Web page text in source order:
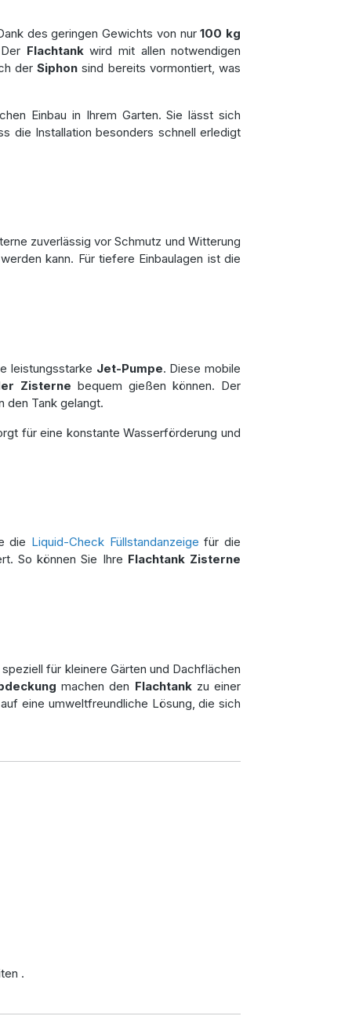
des geringen Gewichts von nur100 kg
Flachtankwird mit allen notwendigen
derSiphon sind bereits vormontiert, was
Einbau in Ihrem Garten. Sie lässt sich
die Installation besonders schnell erledigt
zuverlässig vor Schmutz und Witterung
kann. Für tiefere Einbaulagen ist die
leistungsstarke Jet-Pumpe. Diese mobile
Zisterne bequem gießen können. Der
den Tank gelangt.
für eine konstante Wasserförderung und
die Liquid-Check Füllstandanzeigefür die
So können Sie Ihre Flachtank Zisterne
speziell für kleinere Gärten und Dachflächen
machen den Flachtankzu einer
eine umweltfreundliche Lösung, die sich
.